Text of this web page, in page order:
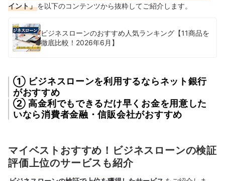
イント」を以下のコンテンツから抜粋してご紹介します。
ビジネスローンのおすすめ人気ランキング【11商品を
徹底比較！2026年6月】
① ビジネスローンを利用するならネット銀行
がおすすめ
② 高金利でもできるだけ早くお金を用意した
いなら消費者金融・信販会社がおすすめ
マイベストおすすめ！ビジネスローンの検証
評価上位のサービスも紹介